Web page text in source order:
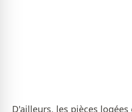
D'ailleurs, les pièces